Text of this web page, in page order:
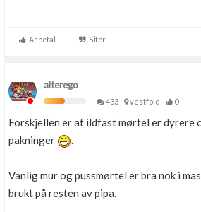
Anbefal Siter
alterego
433
vestfold 0
Forskjellen er at ildfast mørtel er dyrere
pakninger
.
Vanlig mur og pussmørtel er bra nok i
brukt på resten av pipa.